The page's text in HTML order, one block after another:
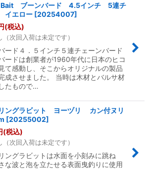
Bait ブーンバード 4.5インチ 5連チ
イエロー [20254007]
(税込)
（次回入荷は未定です）
ード４．５インチ５連チェーンバード
ードは創業者が1960年代に日本のヒコ
て感動し、そこからオリジナルの製品
成させました。 当時は木材とバルサ材
たもので…
ングラビット ヨーヅリ カン付ヌリ
[20255002]
(税込)
（次回入荷は未定です）
ングラビットは水面を小刻みに跳ね
な波と泡を立たせる表面曳釣りに使用